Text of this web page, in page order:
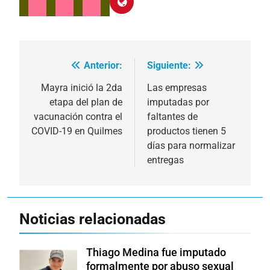
Navegación
de
entradas
Anterior:
Mayra inició la 2da
etapa del plan de
vacunación contra el
COVID-19 en Quilmes
Siguiente:
Las empresas
imputadas por
faltantes de
productos tienen 5
días para normalizar
entregas
Noticias relacionadas
Thiago Medina fue imputado
formalmente por abuso sexual